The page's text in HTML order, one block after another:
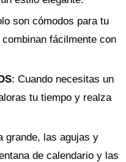
son cómodos para tu
fácilmente con
: Cuando necesitas un
tu tiempo y realza
grande, las agujas y
de calendario y las